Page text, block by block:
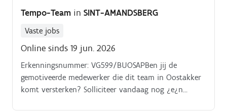
Tempo-Team in SINT-AMANDSBERG
Vaste jobs
Online sinds 19 jun. 2026
Erkenningsnummer: VG599/BUOSAPBen jij de
gemotiveerde medewerker die dit team in Oostakker
komt versterken? Solliciteer vandaag nog ¿e¿n